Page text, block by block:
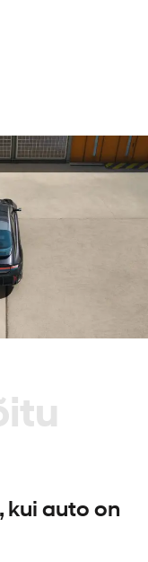
kui auto on